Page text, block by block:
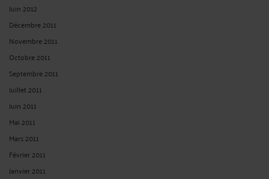
Juin 2012
Décembre 2011
Novembre 2011
Octobre 2011
Septembre 2011
Juillet 2011
Juin 2011
Mai 2011
Mars 2011
Février 2011
Janvier 2011